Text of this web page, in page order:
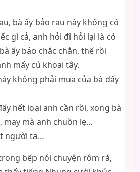
bà ấy bảo rau này không có
gì cả, anh hỏi đi hỏi lại là có
ấy bảo chắc chắn, thế rồi
mấy củ khoai tây.
không phải mua của bà đấy
hết loại anh cần rồi, xong bà
may mà anh chuồn lẹ…
người ta…
bếp nói chuyện rôm rả,